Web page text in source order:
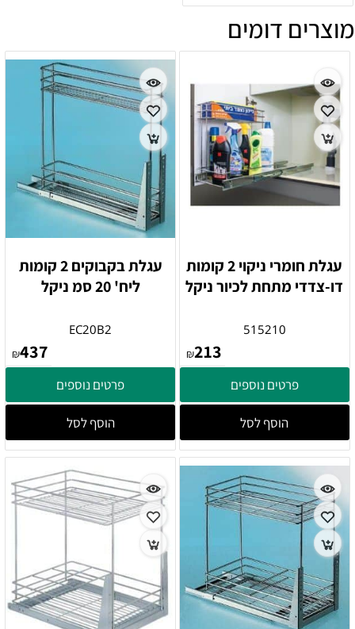
מוצרים דומים
עגלת חומרי ניקוי 2 קומות
דו-צדדי מתחת לכיור ניקל
515210
₪213
פרטים נוספים
הוסף לסל
עגלת בקבוקים 2 קומות
ליח' 20 סמ ניקל
EC20B2
₪437
פרטים נוספים
הוסף לסל